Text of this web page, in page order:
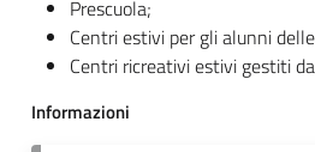
Prescuola;
Centri estivi per gli alunni
Centri ricreativi estivi gestiti
Informazioni